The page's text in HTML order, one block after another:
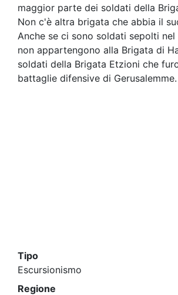
maggior parte dei soldati della
Non c'è altra brigata che abbia il
Anche se ci sono soldati sepolti
non appartengono alla Brigata di
soldati della Brigata Etzioni che
battaglie difensive di Gerusalemme.
Tipo
Escursionismo
Regione